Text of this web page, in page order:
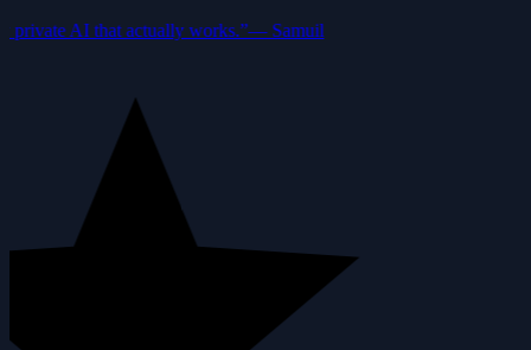
AI that actually works.”—Samuil